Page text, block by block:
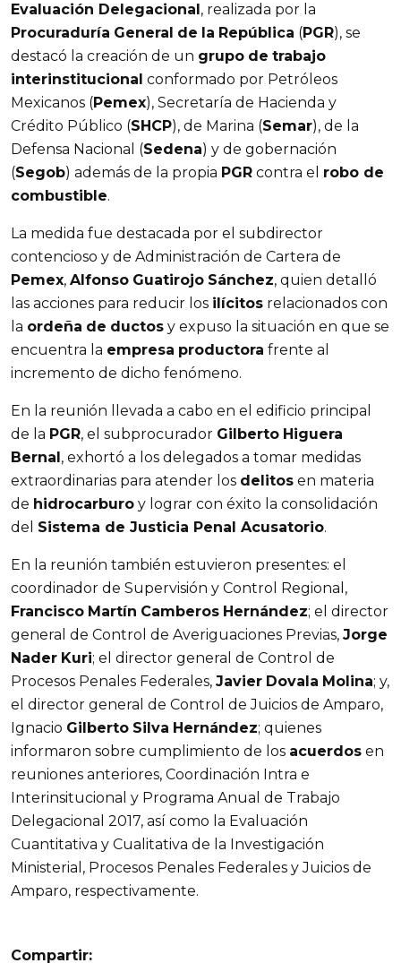
Evaluación Delegacional , realizada por la
Procuraduría General de la República (PGR), se
destacó la creación de un grupo de trabajo
interinstitucional conformado por Petróleos
Mexicanos (Pemex), Secretaría de Hacienda y
Crédito Público (SHCP), de Marina (Semar), de la
Defensa Nacional (Sedena) y de gobernación
(Segob) además de la propia PGR contra el robo de
combustible.
La medida fue destacada por el subdirector
contencioso y de Administración de Cartera de
Pemex, Alfonso Guatirojo Sánchez, quien detalló
las acciones para reducir los ilícitos relacionados con
la ordeña de ductos y expuso la situación en que se
encuentra la empresa productora frente al
incremento de dicho fenómeno.
En la reunión llevada a cabo en el edificio principal
de la PGR, el subprocurador Gilberto Higuera
Bernal , exhortó a los delegados a tomar medidas
extraordinarias para atender los delitos en materia
de hidrocarburo y lograr con éxito la consolidación
del Sistema de Justicia Penal Acusatorio.
En la reunión también estuvieron presentes: el
coordinador de Supervisión y Control Regional,
Francisco Martín Camberos Hernández; el director
general de Control de Averiguaciones Previas, Jorge
Nader Kuri; el director general de Control de
Procesos Penales Federales, Javier Dovala Molina; y,
el director general de Control de Juicios de Amparo,
Ignacio Gilberto Silva Hernández; quienes
informaron sobre cumplimiento de los acuerdos en
reuniones anteriores, Coordinación Intra e
Interinsitucional y Programa Anual de Trabajo
Delegacional 2017, así como la Evaluación
Cuantitativa y Cualitativa de la Investigación
Ministerial, Procesos Penales Federales y Juicios de
Amparo, respectivamente.
Compartir: